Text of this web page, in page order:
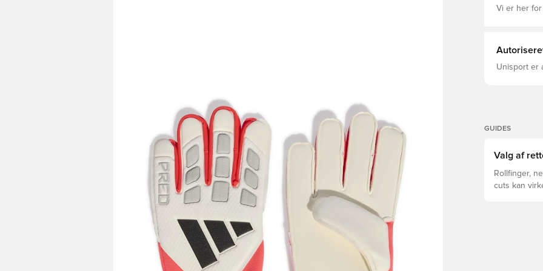
bolden.Med
Midterst:
Yderst:
GRIP PRO
Vi er her
Unisport er
GUIDES
Valg af
Rollfinger,
cuts kan